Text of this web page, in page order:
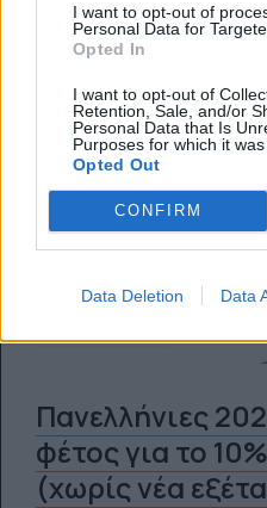
I want to opt-out of
Personal Data for
Opted In
I want to opt-out of
Retention, Sale, and/or
Personal Data that Is
Purposes for which it was
Opted Out
CONFIRM
Data Deletion Data
Πανελλήνιες
φέτος για το
(χωρίς νέα